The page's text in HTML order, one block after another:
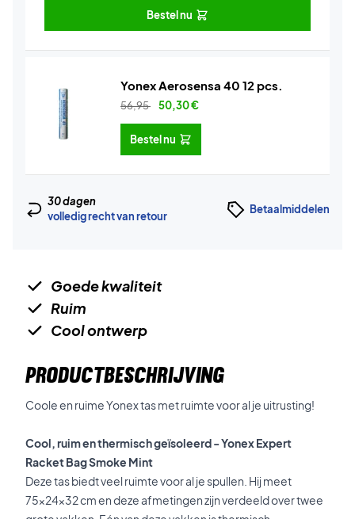
Bestel nu
Yonex Aerosensa 40 12 pcs.
56,95 50,30€
Bestel nu
30 dagen
volledig recht van retour
Betaalmiddelen
Goede kwaliteit
Ruim
Cool ontwerp
PRODUCTBESCHRIJVING
Coole en ruime Yonex tas met ruimte voor al je uitrusting!
Cool, ruim en thermisch geïsoleerd - Yonex Expert
Racket Bag Smoke Mint
Deze tas biedt veel ruimte voor al je spullen. Hij meet
75x24x32 cm en deze afmetingen zijn verdeeld over twee